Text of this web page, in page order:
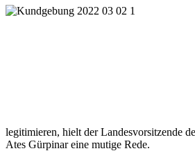
legitimieren, hielt der Landesvorsitzende
Ates Gürpinar eine mutige Rede.